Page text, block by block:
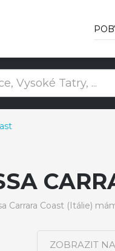
Carrara Coast (Itálie)
ZOBRAZIT